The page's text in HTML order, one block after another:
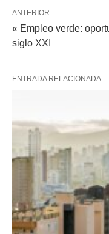
ANTERIOR
« Empleo verde:
siglo XXI
ENTRADA RELACIONADA